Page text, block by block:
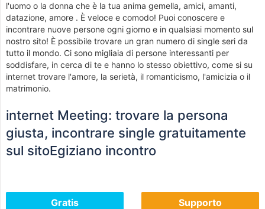
l'uomo o la donna che è la tua anima gemella, amici, amanti,
datazione, amore . È veloce e comodo! Puoi conoscere e
incontrare nuove persone ogni giorno e in qualsiasi momento sul
nostro sito! È possibile trovare un gran numero di single seri da
tutto il mondo. Ci sono migliaia di persone interessanti per
soddisfare, in cerca di te e hanno lo stesso obiettivo, come si su
internet trovare l'amore, la serietà, il romanticismo, l'amicizia o il
matrimonio.
internet Meeting: trovare la persona
giusta, incontrare single gratuitamente
sul sitoEgiziano incontro
Gratis Supporto